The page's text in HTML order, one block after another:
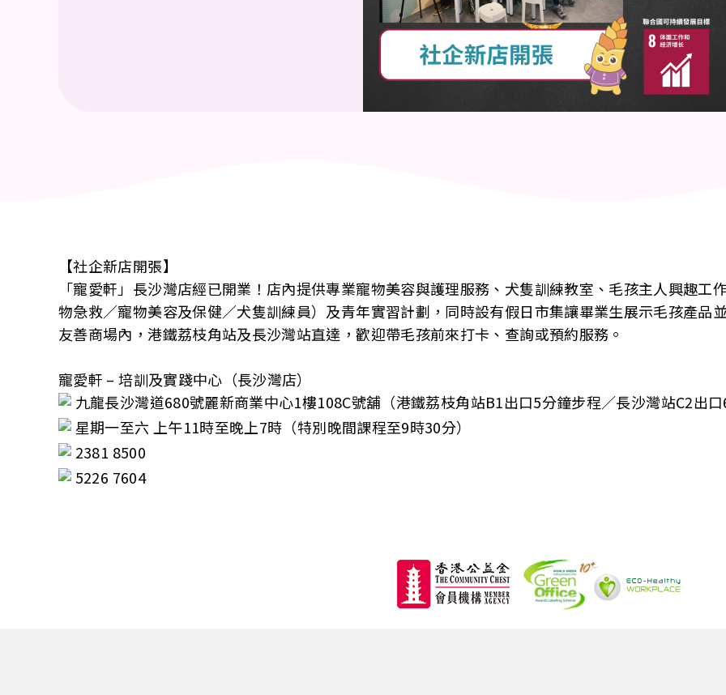
【社企新店開張】
「寵愛軒」長沙灣店經已開業！店內提供專業寵物美容與護理服務、犬隻訓練教室、毛孩主人興趣
物急救／寵物美容及保健／犬隻訓練員）及青年實習計劃，同時設有假日市集讓畢業生展示毛孩產品
友善商場內，港鐵荔枝角站及長沙灣站直達，歡迎帶毛孩前來打卡、查詢或預約服務。
寵愛軒 – 培訓及實踐中心（長沙灣店）
九龍長沙灣道680號麗新商業中心1樓108C號舖（港鐵荔枝角站B1出口5分鐘步程／長沙灣站C2出
星期一至六 上午11時至晚上7時（特別晚間課程至9時30分）
2381 8500
5226 7604